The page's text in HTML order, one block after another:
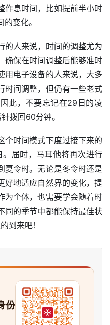
作息时间，比如提前半小时
变化。
的人来说，时间的调整尤为
确保在时间调整后能够准时
用电子设备的人来说，大多
时间调整，但仍有一些老式
此，不要忘记在29日的凌
拨回60分钟。
个时间模式下度过接下来的
。届时，马耳他将再次进行
夏令时。无论是冬令时还是
好地适应自然界的变化，提
为个体，也需要学会随着时
同的季节中都能保持最佳状
到来吧！
份